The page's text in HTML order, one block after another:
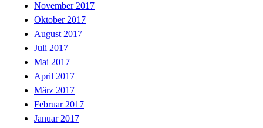
November 2017
Oktober 2017
August 2017
Juli 2017
Mai 2017
April 2017
März 2017
Februar 2017
Januar 2017